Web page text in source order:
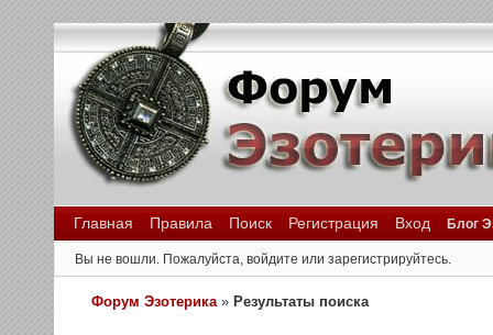
Главная Правила Поиск Регистрация Вход Блог
Вы не вошли. Пожалуйста, войдите или зарегистрируйтесь.
Форум Эзотерика » Результаты поиска